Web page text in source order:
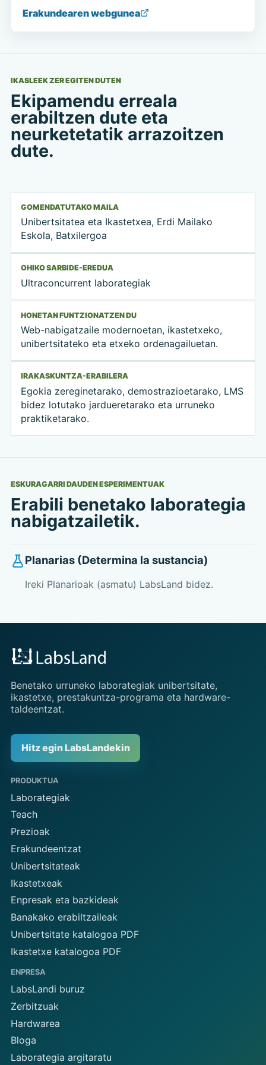
Erakundearen webgunea
IKASLEEK ZER EGITEN DUTEN
Ekipamendu erreala
erabiltzen dute eta
neurketetatik arrazoitzen
dute.
GOMENDATUTAKO MAILA
Unibertsitatea eta Ikastetxea, Erdi Mailako
Eskola, Batxilergoa
OHIKO SARBIDE-EREDUA
Ultraconcurrent laborategiak
HONETAN FUNTZIONATZEN DU
Web-nabigatzaile modernoetan, ikastetxeko,
unibertsitateko eta etxeko ordenagailuetan.
IRAKASKUNTZA-ERABILERA
Egokia zereginetarako, demostrazioetarako, LMS
bidez lotutako jardueretarako eta urruneko
praktiketarako.
ESKURAGARRI DAUDEN ESPERIMENTUAK
Erabili benetako laborategia
nabigatzailetik.
Planarias (Determina la sustancia)
Ireki Planarioak (asmatu) LabsLand bidez.
Benetako urruneko laborategiak unibertsitate,
ikastetxe, prestakuntza-programa eta hardware-
taldeentzat.
Hitz egin LabsLandekin
PRODUKTUA
Laborategiak
Teach
Prezioak
Erakundeentzat
Unibertsitateak
Ikastetxeak
Enpresak eta bazkideak
Banakako erabiltzaileak
Unibertsitate katalogoa PDF
Ikastetxe katalogoa PDF
ENPRESA
LabsLandi buruz
Zerbitzuak
Hardwarea
Bloga
Laborategia argitaratu